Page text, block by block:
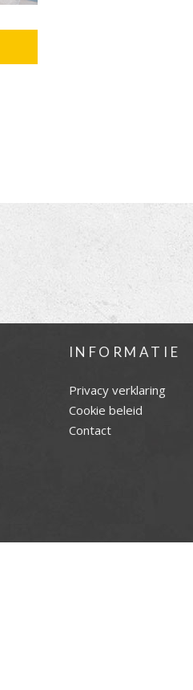
INFORMATIE
Privacy verklaring
Cookie beleid
Contact